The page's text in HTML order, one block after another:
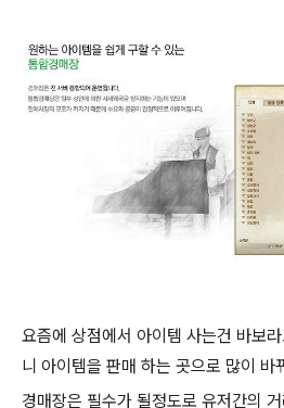
요즘에 상점에서 아이템 사는건 바보
니 아이템을 판매 하는 곳으로 많이 바
경매장은 필수가 될정도로 유저간의